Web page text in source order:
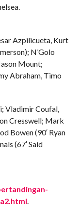
Azpilicueta, Kurt
N’Golo
Mount;
Abraham, Timo
Vladimir Coufal,
Cresswell; Mark
Bowen (90′ Ryan
(67′ Said
.